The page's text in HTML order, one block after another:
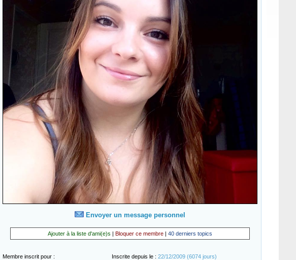
Envoyer un message personnel
Ajouter à la liste d'ami(e)s | Bloquer ce membre| 40 derniers topics
Membre inscrit pour : Inscrite depuis le : 22/12/2009 (6074 jours)